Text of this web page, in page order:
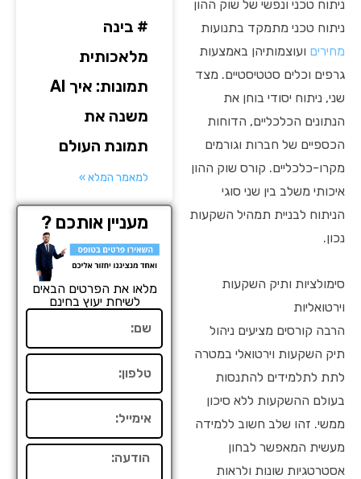
ניתוח טכני ונפשי של שוק ההון
ניתוח טכני מתמקד בתנועות
מחירים ועוצמותיהן באמצעות
גרפים וכלים סטטיסטיים. מצד
שני, ניתוח יסודי בוחן את
הנתונים הכלכליים, הדוחות
הכספיים של חברות וגורמים
מקרו-כלכליים. קורס שוק ההון
איכותי משלב בין שני סוגי
הניתוח לבניית תמהיל השקעות
נכון.
סימולציות ותיק השקעות
וירטואליות
הרבה קורסים מציעים ניהול
תיק השקעות וירטואלי במטרה
לתת לתלמידים להתנסות
בעולם ההשקעות ללא סיכון
ממשי. זהו שלב חשוב ללמידה
מעשית המאפשר לבחון
אסטרטגיות שונות ולראות
# בינה
מלאכותית
תמונות: איך AI
משנה את
תמונת העולם
למאמר המלא »
מעניין אותכם ?
מלאו את הפרטים הבאים
לשיחת יעוץ בחינם
הודעה